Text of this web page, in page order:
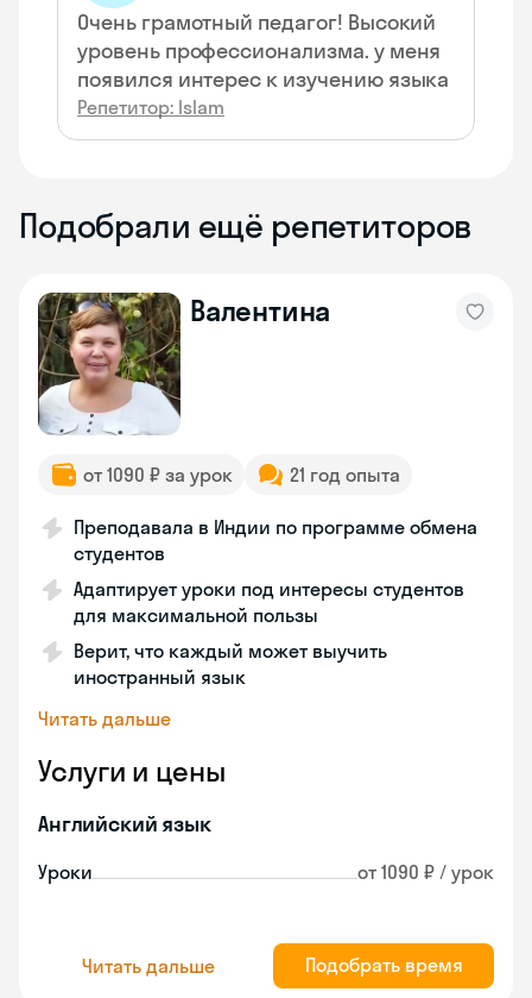
Очень грамотный педагог! Высокий
уровень профессионализма. у меня
появился интерес к изучению языка
Репетитор: Islam
Подобрали ещё репетиторов
Валентина
от 1090 ₽ за урок 21 год опыта
Преподавала в Индии по программе обмена
студентов
Адаптирует уроки под интересы студентов
для максимальной пользы
Верит, что каждый может выучить
иностранный язык
Читать дальше
Услуги и цены
Английский язык
Уроки от 1090 ₽ / урок
Читать дальше Подобрать время